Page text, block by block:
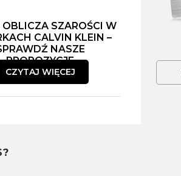
OBLICZA SZAROŚCI W
CALVIN KLEIN –
NASZE
PROPOZYCJE
CZYTAJ WIĘCEJ